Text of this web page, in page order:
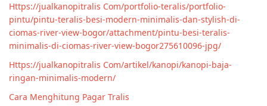
Https://jualkanopitralis Com/portfolio-teralis/portfolio-
pintu/pintu-teralis-besi-modern-minimalis-dan-stylish-di-
ciomas-river-view-bogor/attachment/pintu-besi-teralis-
minimalis-di-ciomas-river-view-bogor275610096-jpg/
Https://jualkanopitralis Com/artikel/kanopi/kanopi-baja-
ringan-minimalis-modern/
Cara Menghitung Pagar Tralis